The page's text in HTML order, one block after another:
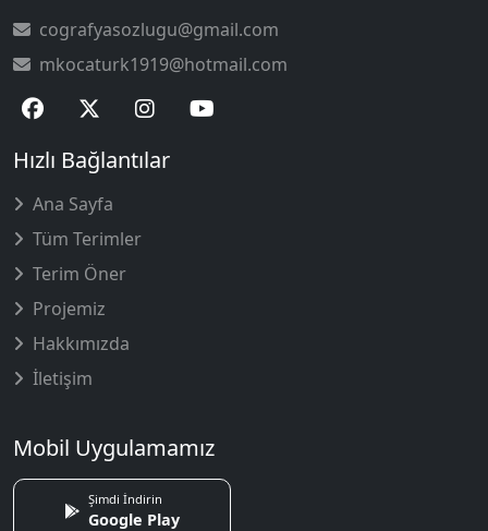
cografyasozlugu@gmail.com
mkocaturk1919@hotmail.com
Hızlı Bağlantılar
Ana Sayfa
Tüm Terimler
Terim Öner
Projemiz
Hakkımızda
İletişim
Mobil Uygulamamız
Şimdi İndirin
Google Play